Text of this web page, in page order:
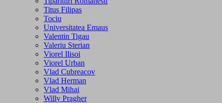
Titus Filipas
Tociu
Universitatea Emaus
Valentin Tigau
Valeriu Sterian
Viorel Ilisoi
Viorel Urban
Vlad Cubreacov
Vlad Herman
Vlad Mihai
Willy Pragher